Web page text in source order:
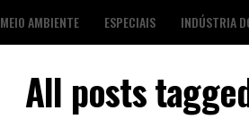
MEIO AMBIENTE ESPECIAIS INDÚSTRIA
All posts